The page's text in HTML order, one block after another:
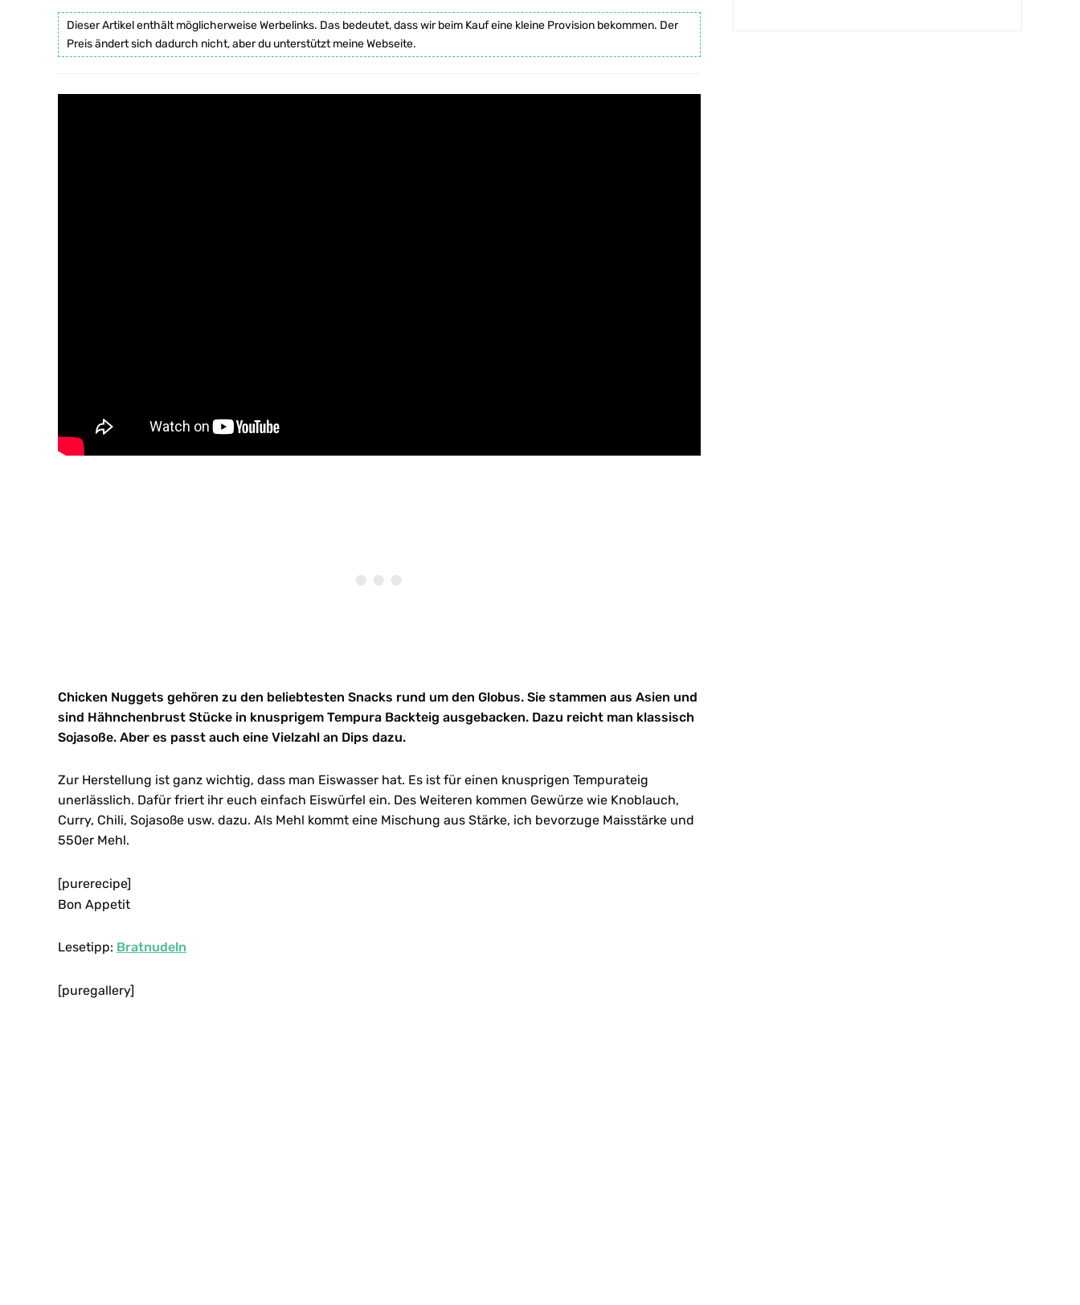
Dieser Artikel enthält möglicherweise Werbelinks. Das bedeutet, dass wir beim Kauf eine kleine Provision bekommen. Der
Preis ändert sich dadurch nicht, aber du unterstützt meine Webseite.
Chicken Nuggets gehören zu den beliebtesten Snacks rund um den Globus. Sie stammen aus Asien und
sind Hähnchenbrust Stücke in knusprigem Tempura Backteig ausgebacken. Dazu reicht man klassisch
Sojasoße. Aber es passt auch eine Vielzahl an Dips dazu.
Zur Herstellung ist ganz wichtig, dass man Eiswasser hat. Es ist für einen knusprigen Tempurateig
unerlässlich. Dafür friert ihr euch einfach Eiswürfel ein. Des Weiteren kommen Gewürze wie Knoblauch,
Curry, Chili, Sojasoße usw. dazu. Als Mehl kommt eine Mischung aus Stärke, ich bevorzuge Maisstärke und
550er Mehl.
[purerecipe]
Bon Appetit
Lesetipp: Bratnudeln
[puregallery]